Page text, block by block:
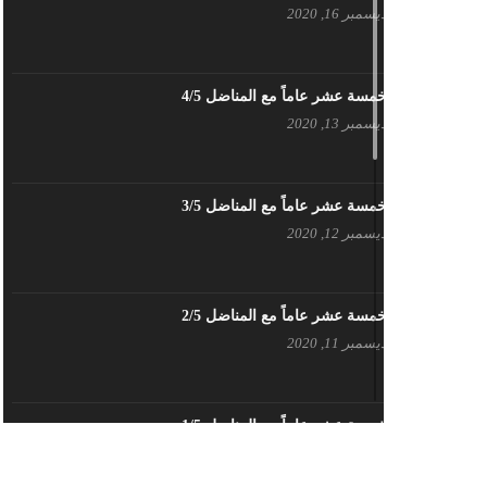
بيان حزب اليسار الديمقراطي السوري
تنويه صادر عن المكتب الإعلامي لحزب
بطاقة تهنئة – حزب اليسار الديمقراطي
أَنقِذوا اللَاجِئين السُوريين في لُبنان –
أبريل 26, 2023
ديسمبر 16, 2020
خمسة عشر عاماً مع المناضل 4/5
ديسمبر 13, 2020
خمسة عشر عاماً مع المناضل 3/5
ديسمبر 12, 2020
خمسة عشر عاماً مع المناضل 2/5
ديسمبر 11, 2020
خمسة عشر عاماً مع المناضل 1/5